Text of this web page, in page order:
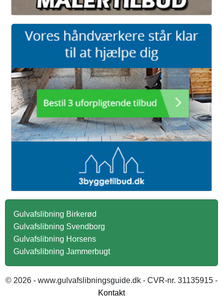
Gulvafslibning Birkerød
Gulvafslibning Svendborg
Gulvafslibning Horsens
Gulvafslibning Jammerbugt
© 2026 - www.gulvafslibningsguide.dk - CVR-nr. 31135915 -
Kontakt